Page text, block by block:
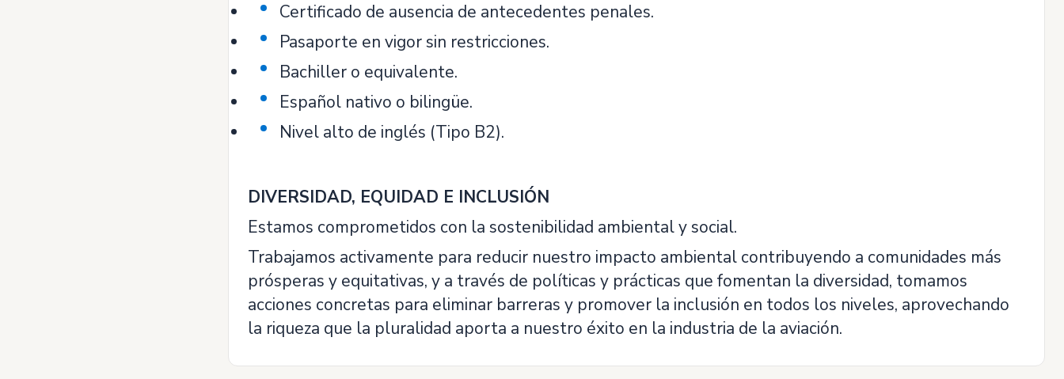
Certificado de ausencia de antecedentes penales.
Pasaporte en vigor sin restricciones.
Bachiller o equivalente.
Español nativo o bilingüe.
Nivel alto de inglés (Tipo B2).
DIVERSIDAD, EQUIDAD E INCLUSIÓN
Estamos comprometidos con la sostenibilidad ambiental y social.
Trabajamos activamente para reducir nuestro impacto ambiental contribuyendo a comunidades más
prósperas y equitativas, y a través de políticas y prácticas que fomentan la diversidad, tomamos
acciones concretas para eliminar barreras y promover la inclusión en todos los niveles, aprovechando
la riqueza que la pluralidad aporta a nuestro éxito en la industria de la aviación.